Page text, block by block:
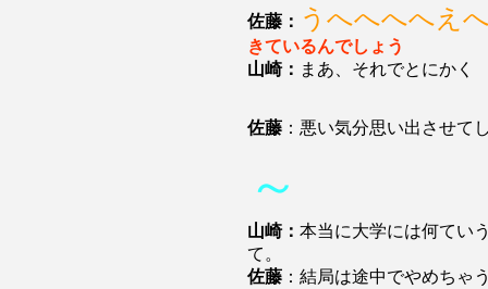
佐藤： うへへへへえ
きているんでしょう
山崎： まあ、それでとにかく
佐藤 ：悪い気分思い出させて
～
山崎： 本当に大学には何てい
て。
佐藤 ：結局は途中でやめちゃ